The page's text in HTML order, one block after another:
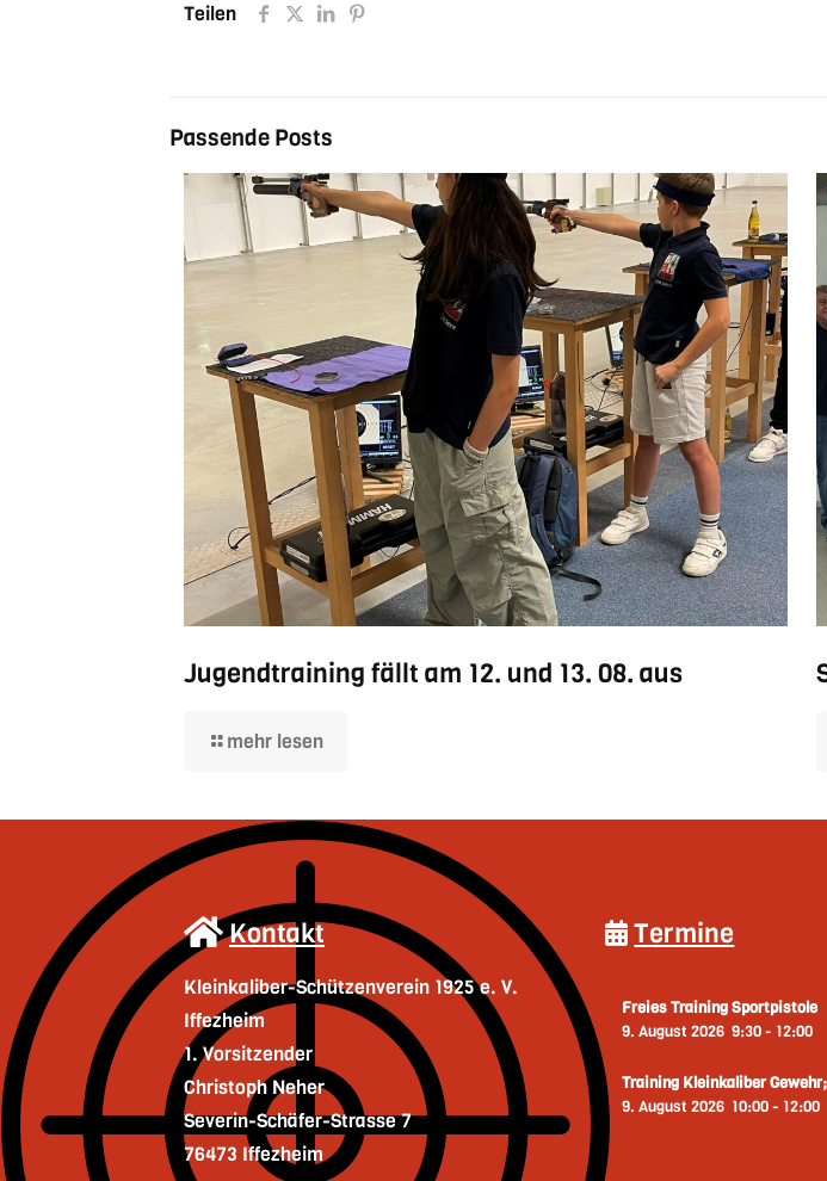
Teilen
Passende Posts
Jugendtraining fällt am 12. und 13. 08. aus
mehr lesen
Kontakt
Kleinkaliber-Schützenverein 1925 e. V.
Iffezheim
1. Vorsitzender
Christoph Neher
Severin-Schäfer-Strasse 7
76473 Iffezheim
Termine
Freies Training Sportpistole
9. August 2026 9:30- 12:00
Training Kleinkaliber
9. August 2026 10:00- 12:00